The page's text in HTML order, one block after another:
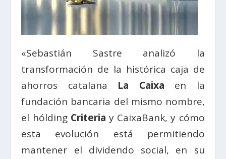
«Sebastián Sastre analizó la
transformación de la histórica caja de
ahorros catalana La Caixa en la
fundación bancaria del mismo nombre,
el hólding Criteria y CaixaBank, y cómo
esta evolución está permitiendo
mantener el dividendo social, en su